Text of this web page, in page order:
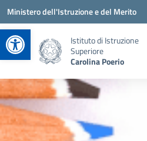
Apri la barra degli
Vai ai contenuti
Vai al menu di navigazione
Vai al footer
Ministero dell'Istruzione e del Merito
Istituto di Istruzione
Superiore
Carolina Poerio